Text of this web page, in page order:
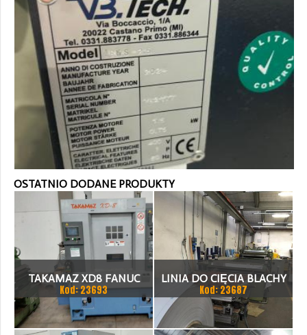
OSTATNIO DODANE PRODUKTY
TAKAMAZ XD8 FANUC
21ITA TOKARKA CNC
Kod: 23693
LINIA DO CIĘCIA BLACHY
1.500 X 1,5 (2,5) MM
Kod: 23687